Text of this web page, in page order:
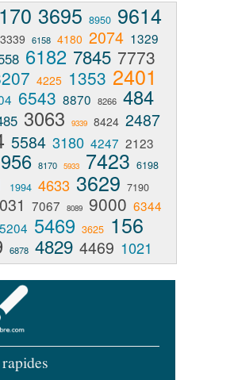
3695 8950 9614
3339 6158 4180 2074 1329
6182 7845 7773
4225 1353 2401
6543 8870 8266 484
3063 9339 8424 2487
5584 3180 4247 2123
956 8170 5933 7423 6198
1994 4633 3629 7190
7067 8089 9000 6344
5204 5469 3625 156
6878 4829 4469 1021